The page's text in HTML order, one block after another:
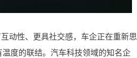
动性、更具社交感，车企正在重新思
度的联结。汽车科技领域的知名企